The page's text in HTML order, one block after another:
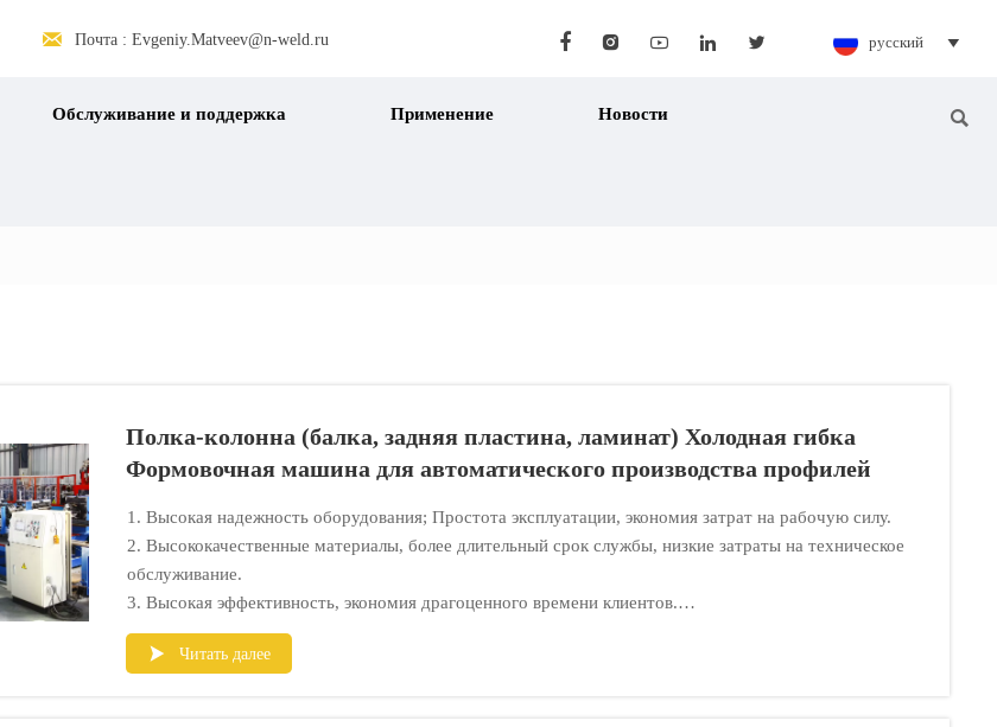
 Почта : Evgeniy.Matveev@n-weld.ru      русский 
Обслуживание и поддержка Применение Новости 
Полка-колонна (балка, задняя пластина, ламинат) Холодная гибка
Формовочная машина для автоматического производства профилей
1. Высокая надежность оборудования; Простота эксплуатации, экономия затрат на рабочую силу.
2. Высококачественные материалы, более длительный срок службы, низкие затраты на техническое
обслуживание.
3. Высокая эффективность, экономия драгоценного времени клиентов.
4. Высокая точность, гарантия того, что клиенты получат качественную продукцию.
5. Небольшие отходы материалов и энергии, экономия затрат клиентов.
 Читать далее